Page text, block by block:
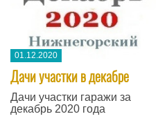
01.12.2020
Дачи участки в декабре
Дачи участки гаражи за
декабрь 2020 года